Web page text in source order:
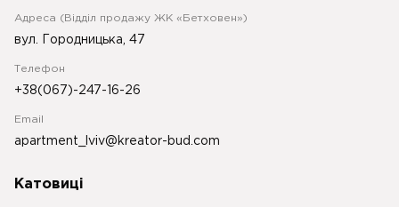
Адреса (Відділ продажу ЖК «Бетховен»)
вул. Городницька, 47
Телефон
+38(067)-247-16-26
Email
apartment_lviv@kreator-bud.com
Катовиці